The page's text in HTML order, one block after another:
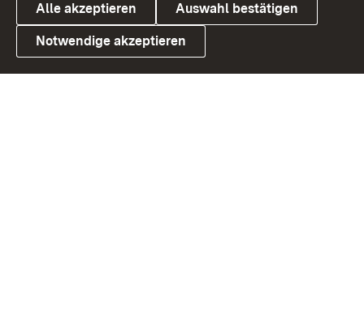
Link zum Landesportal
Alle akzeptieren Auswahl bestätigen
Notwendige akzeptieren